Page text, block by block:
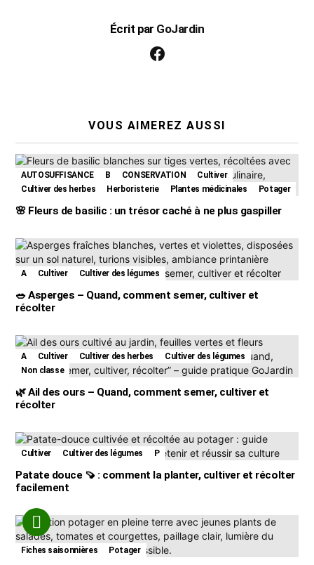
Écrit par GoJardin
VOUS AIMEREZ AUSSI
AUTOSUFFISANCE B CONSERVATION
Cultiver
Cultiver des herbes
Herboristerie Plantes médicinales Potager
🌸 Fleurs de basilic : un trésor caché à ne plus gaspiller
A Cultiver Cultiver des légumes
🥗 Asperges – Quand, comment semer, cultiver et
récolter
A Cultiver Cultiver des herbes
Cultiver des légumes
Non classe
🌿 Ail des ours – Quand, comment semer, cultiver et
récolter
Cultiver Cultiver des légumes P
Patate douce 🍠 : comment la planter, cultiver et récolter
facilement
Fiches saisonnières Potager